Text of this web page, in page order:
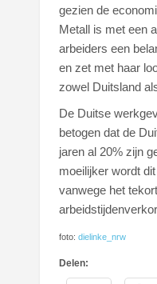
gezien de
Metall is met een
arbeiders een
en zet met haar
zowel Duitsland
De Duitse
betogen dat de
jaren al 20% zijn
moeilijker wordt
vanwege het
foto:dielinke_nrw
Delen: